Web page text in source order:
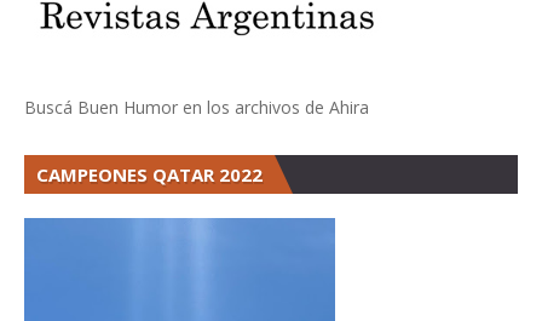
Buscá Buen Humor en los archivos de Ahira
CAMPEONES QATAR 2022